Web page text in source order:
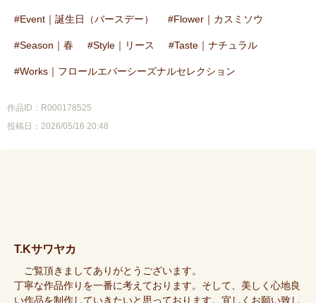
Event｜誕生日（バースデー） Flower｜カスミソウ
Season｜春 Style｜リース Taste｜ナチュラル
Works｜フロールエバーシーズナルセレクション
作品ID：R000178525
投稿日：2026/05/16 20:48
T.Kサワヤカ
ご覧頂きましてありがとうございます。
丁寧な作品作りを一番に考えております。そして、美しく心地良
い作品を制作していきたいと思っております。宜しくお願い致し